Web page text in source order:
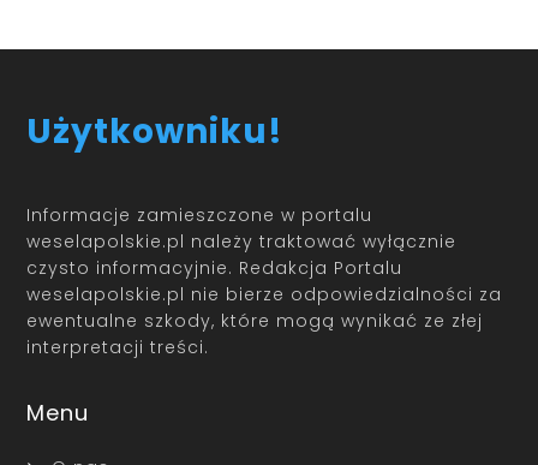
Użytkowniku!
Informacje zamieszczone w portalu
weselapolskie.pl należy traktować wyłącznie
czysto informacyjnie. Redakcja Portalu
weselapolskie.pl nie bierze odpowiedzialności za
ewentualne szkody, które mogą wynikać ze złej
interpretacji treści.
Menu